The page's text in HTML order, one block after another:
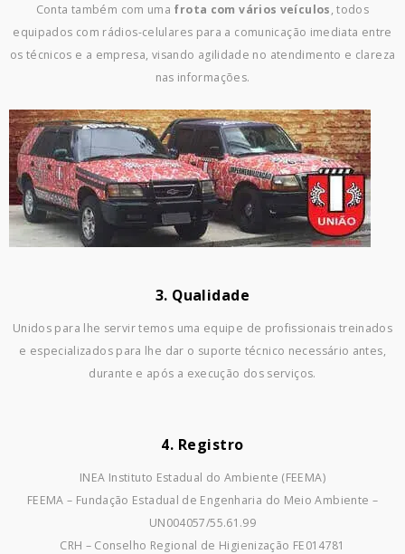
Conta também com uma frota com vários veículos, todos
equipados com rádios-celulares para a comunicação imediata entre
os técnicos e a empresa, visando agilidade no atendimento e clareza
nas informações.
3. Qualidade
Unidos para lhe servir temos uma equipe de profissionais treinados
e especializados para lhe dar o suporte técnico necessário antes,
durante e após a execução dos serviços.
4. Registro
INEA Instituto Estadual do Ambiente (FEEMA)
FEEMA – Fundação Estadual de Engenharia do Meio Ambiente –
UN004057/55.61.99
CRH – Conselho Regional de Higienização FE014781